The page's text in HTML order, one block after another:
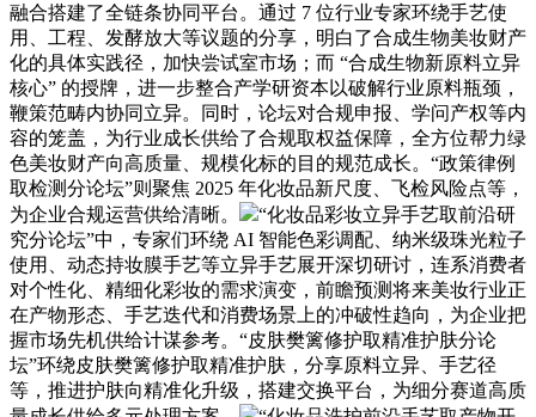
融合搭建了全链条协同平台。通过 7 位行业专家环绕手艺使
用、工程、发酵放大等议题的分享，明白了合成生物美妆财产
化的具体实践径，加快尝试室市场；而 “合成生物新原料立异
核心” 的授牌，进一步整合产学研资本以破解行业原料瓶颈，
鞭策范畴内协同立异。同时，论坛对合规申报、学问产权等内
容的笼盖，为行业成长供给了合规取权益保障，全方位帮力绿
色美妆财产向高质量、规模化标的目的规范成长。“政策律例
取检测分论坛”则聚焦 2025 年化妆品新尺度、飞检风险点等，
为企业合规运营供给清晰。
“化妆品彩妆立异手艺取前沿研
究分论坛”中，专家们环绕 AI 智能色彩调配、纳米级珠光粒子
使用、动态持妆膜手艺等立异手艺展开深切研讨，连系消费者
对个性化、精细化彩妆的需求演变，前瞻预测将来美妆行业正
在产物形态、手艺迭代和消费场景上的冲破性趋向，为企业把
握市场先机供给计谋参考。“皮肤樊篱修护取精准护肤分论
坛”环绕皮肤樊篱修护取精准护肤，分享原料立异、手艺径
等，推进护肤向精准化升级，搭建交换平台，为细分赛道高质